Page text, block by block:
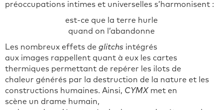
préoccupations intimes et universelles s’harmonisent :
est-ce que la terre hurle
quand on l’abandonne
Les nombreux effets de glitchs intégrés
aux images rappellent quant à eux les cartes
thermiques permettant de repérer les ilots de
chaleur générés par la destruction de la nature et les
constructions humaines. Ainsi, CYMX met en
scène un drame humain,